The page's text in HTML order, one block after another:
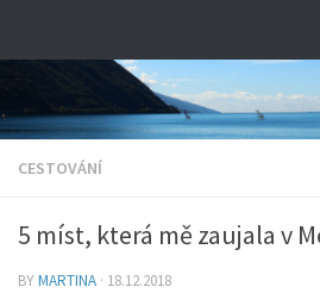
CESTOVÁNÍ
5 míst, která mě zaujala v
BYMARTINA · 18.12.2018